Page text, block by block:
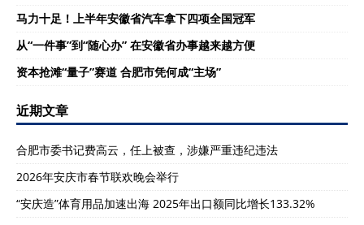
马力十足！上半年安徽省汽车拿下四项全国冠军
从“一件事”到“随心办” 在安徽省办事越来越方便
资本抢滩“量子”赛道 合肥市凭何成“主场”
近期文章
合肥市委书记费高云，任上被查，涉嫌严重违纪违法
2026年安庆市春节联欢晚会举行
“安庆造”体育用品加速出海 2025年出口额同比增长133.32%